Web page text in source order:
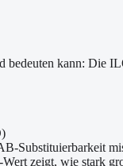
bedeuten kann: Die
Substituierbarkeit
zeigt, wie stark